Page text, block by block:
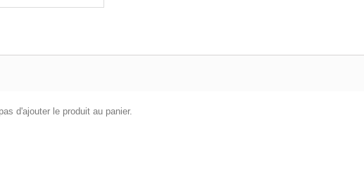
d'ajouter le produit au panier.